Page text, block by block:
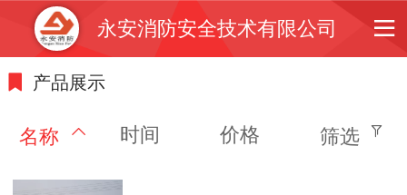
永安消防安全技术有限公司
产品展示
名称 时间 价格 筛选